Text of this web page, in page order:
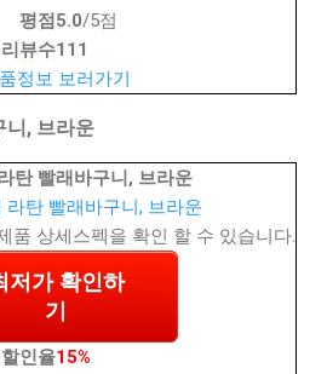
평점 5.0/5점
리뷰수111
정보 보러가기
니, 브라운
탄 빨래바구니, 브라운
품 상세스펙을 확인 할 수 있습니다.
저가 확인하
기
할인율15%